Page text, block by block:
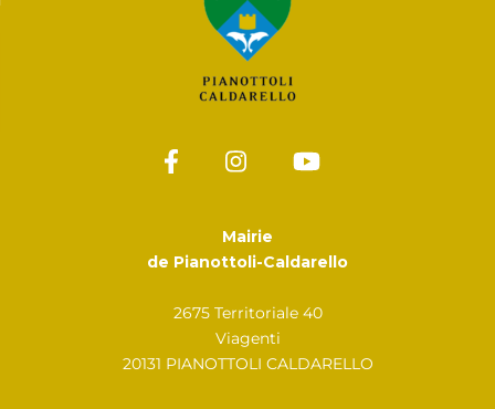
Mairie
de Pianottoli-Caldarello
2675 Territoriale 40
Viagenti
20131 PIANOTTOLI CALDARELLO